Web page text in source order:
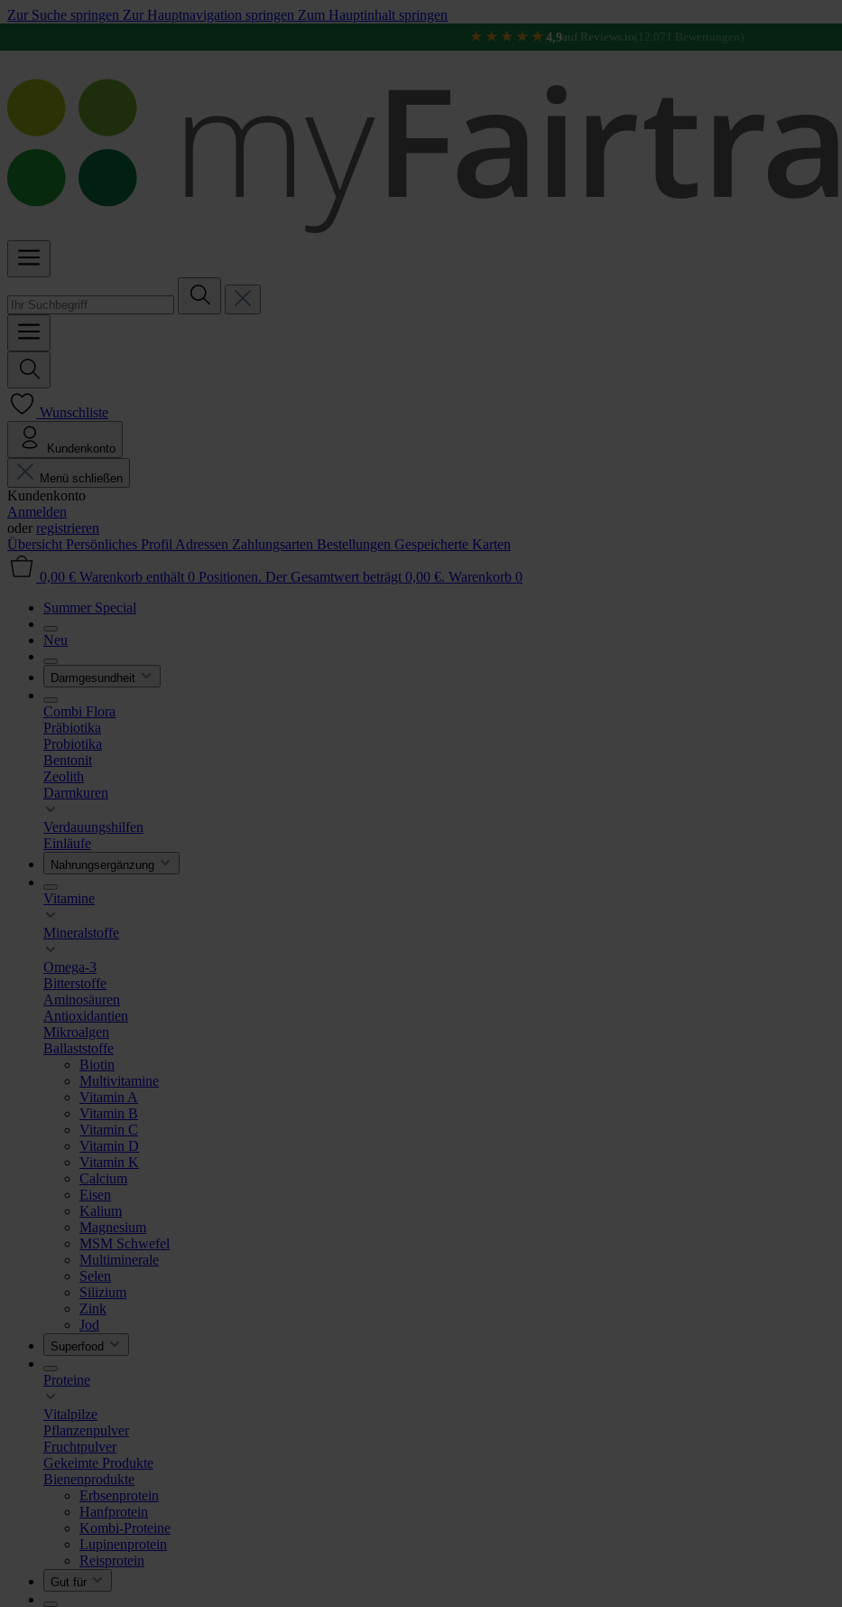
Zur Suche springen Zur Hauptnavigation springen Zum Hauptinhalt springen
★★★★★4,9auf Reviews.io(12.071 Bewertungen)
Wunschliste
Kundenkonto
Menü schließen
Kundenkonto
Anmelden
oder registrieren
Übersicht Persönliches Profil Adressen Zahlungsarten Bestellungen Gespeicherte Karten
0,00 € Warenkorb enthält 0 Positionen. Der Gesamtwert beträgt 0,00 €. Warenkorb 0
Summer Special
Neu
Darmgesundheit
Combi Flora
Präbiotika
Probiotika
Bentonit
Zeolith
Darmkuren
Verdauungshilfen
Einläufe
Nahrungsergänzung
Vitamine
Mineralstoffe
Omega-3
Bitterstoffe
Aminosäuren
Antioxidantien
Mikroalgen
Ballaststoffe
Biotin
Multivitamine
Vitamin A
Vitamin B
Vitamin C
Vitamin D
Vitamin K
Calcium
Eisen
Kalium
Magnesium
MSM Schwefel
Multiminerale
Selen
Silizium
Zink
Jod
Superfood
Proteine
Vitalpilze
Pflanzenpulver
Fruchtpulver
Gekeimte Produkte
Bienenprodukte
Erbsenprotein
Hanfprotein
Kombi-Proteine
Lupinenprotein
Reisprotein
Gut für